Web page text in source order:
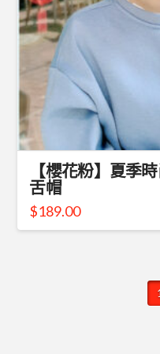
【櫻花粉】夏季
舌帽
$189.00